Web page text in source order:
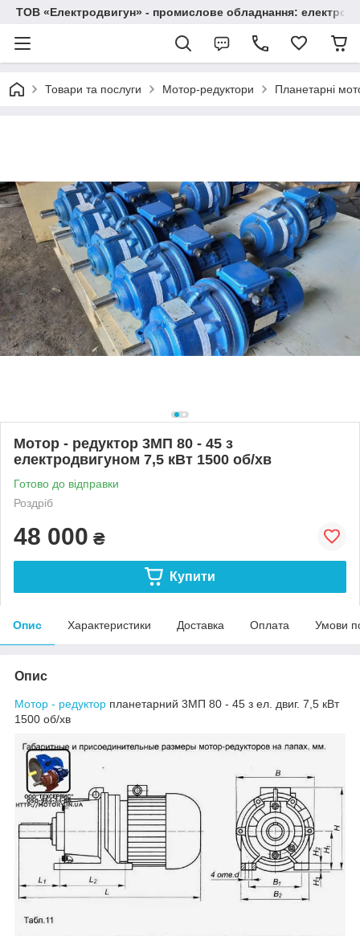
ТОВ «Електродвигун» - промислове обладнання:
Товари та послуги Мотор-редуктори Планетарні
Мотор - редуктор 3МП 80 - 45 з
електродвигуном 7,5 кВт 1500 об/хв
Готово до відправки
Роздріб
48 000 ₴
Купити
Опис Характеристики Доставка Оплата Умови
Опис
Мотор - редуктор планетарний 3МП 80 - 45 з ел. двиг. 7,5 кВт
1500 об/хв